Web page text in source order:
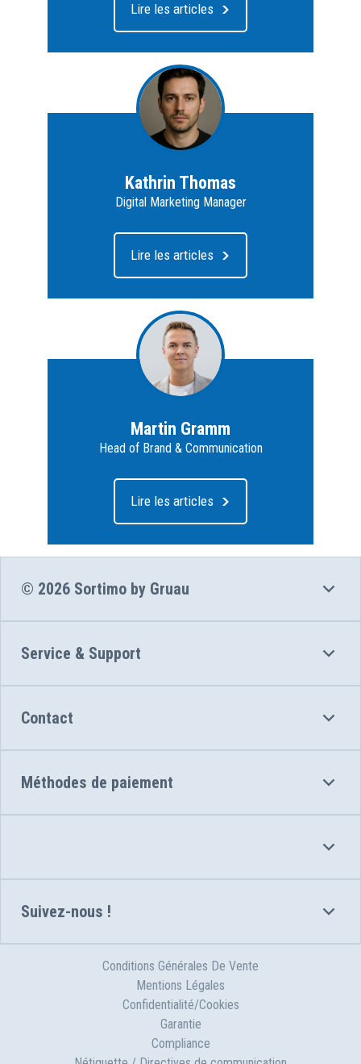
Lire les articles
Kathrin Thomas
Digital Marketing Manager
Lire les articles
Martin Gramm
Head of Brand & Communication
Lire les articles
© 2026 Sortimo by Gruau
Service & Support
Contact
Méthodes de paiement
Suivez-nous !
Conditions Générales De Vente
Mentions Légales
Confidentialité/Cookies
Garantie
Compliance